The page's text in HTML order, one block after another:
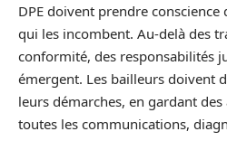
DPE doivent prendre
qui les incombent. Au-delà des
conformité, des responsabilités
émergent. Les bailleurs doivent
leurs démarches, en gardant
toutes les communications,